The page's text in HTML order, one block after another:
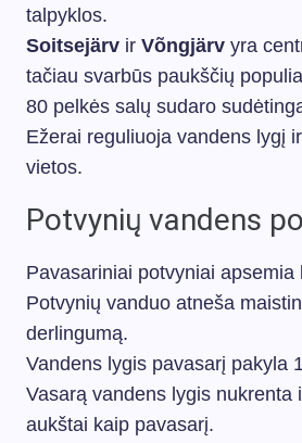
talpyklos.
Soitsejärv ir Võngjärv yra
tačiau svarbūs paukščių
80 pelkės salų sudaro
Ežerai reguliuoja vandens lygį
vietos.
Potvynių vandens
Pavasariniai potvyniai
Potvynių vanduo atneša
derlingumą.
Vandens lygis pavasarį pakyla
Vasarą vandens lygis
aukštai kaip pavasarį.